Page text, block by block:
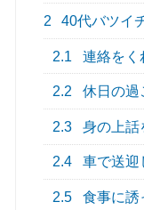
2 40代バツイ
2.1 連絡をく
2.2 休日の過
2.3 身の上話
2.4 車で送迎
2.5 食事に誘